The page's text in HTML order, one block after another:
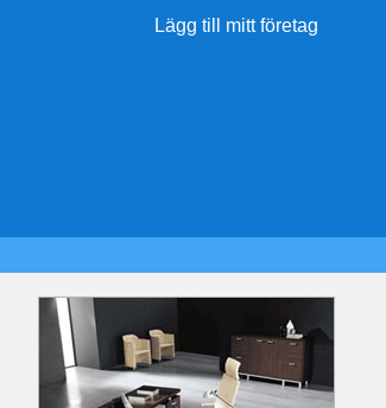
Lägg till mitt företag